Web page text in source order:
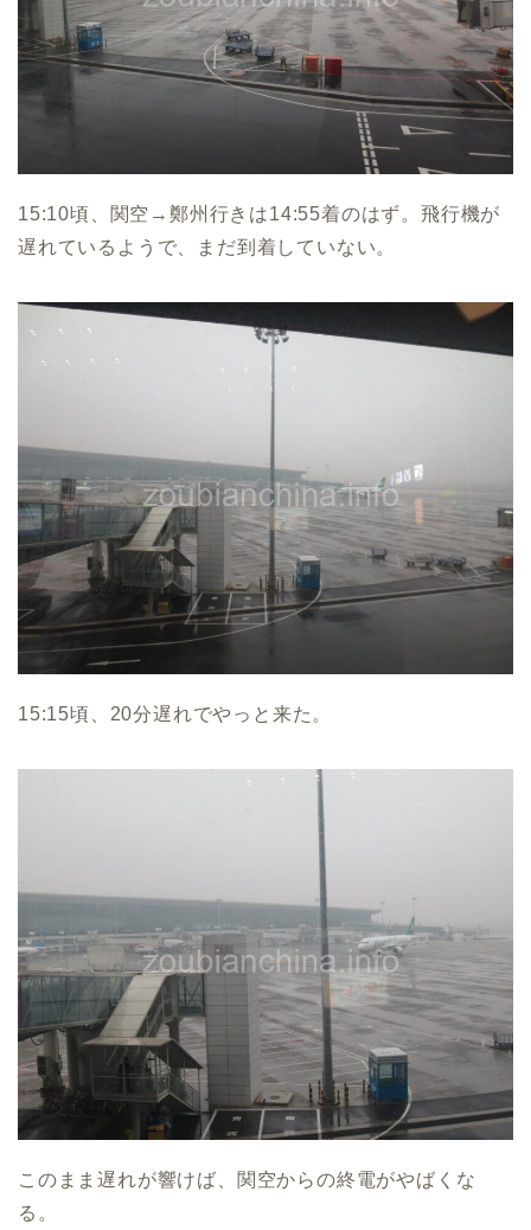
15:10頃、関空→鄭州行きは14:55着のはず。飛行機が
遅れているようで、まだ到着していない。
15:15頃、20分遅れでやっと来た。
このまま遅れが響けば、関空からの終電がやばくな
る。